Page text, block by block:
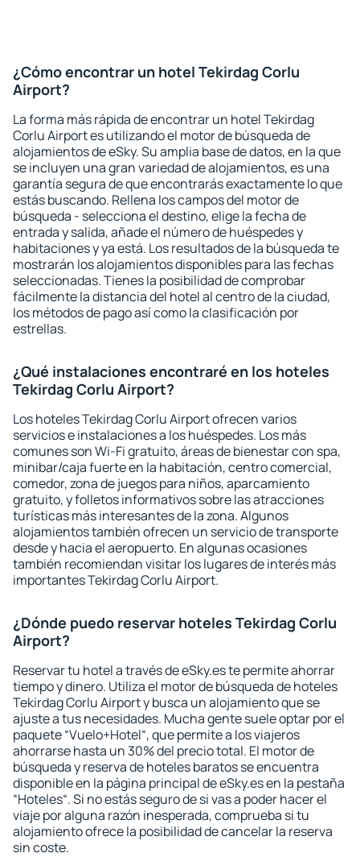
¿Cómo encontrar un hotel Tekirdag Corlu
Airport?
La forma más rápida de encontrar un hotel Tekirdag
Corlu Airport es utilizando el motor de búsqueda de
alojamientos de eSky. Su amplia base de datos, en la que
se incluyen una gran variedad de alojamientos, es una
garantía segura de que encontrarás exactamente lo que
estás buscando. Rellena los campos del motor de
búsqueda - selecciona el destino, elige la fecha de
entrada y salida, añade el número de huéspedes y
habitaciones y ya está. Los resultados de la búsqueda te
mostrarán los alojamientos disponibles para las fechas
seleccionadas. Tienes la posibilidad de comprobar
fácilmente la distancia del hotel al centro de la ciudad,
los métodos de pago así como la clasificación por
estrellas.
¿Qué instalaciones encontraré en los hoteles
Tekirdag Corlu Airport?
Los hoteles Tekirdag Corlu Airport ofrecen varios
servicios e instalaciones a los huéspedes. Los más
comunes son Wi-Fi gratuito, áreas de bienestar con spa,
minibar/caja fuerte en la habitación, centro comercial,
comedor, zona de juegos para niños, aparcamiento
gratuito, y folletos informativos sobre las atracciones
turísticas más interesantes de la zona. Algunos
alojamientos también ofrecen un servicio de transporte
desde y hacia el aeropuerto. En algunas ocasiones
también recomiendan visitar los lugares de interés más
importantes Tekirdag Corlu Airport.
¿Dónde puedo reservar hoteles Tekirdag Corlu
Airport?
Reservar tu hotel a través de eSky.es te permite ahorrar
tiempo y dinero. Utiliza el motor de búsqueda de hoteles
Tekirdag Corlu Airport y busca un alojamiento que se
ajuste a tus necesidades. Mucha gente suele optar por el
paquete “Vuelo+Hotel“, que permite a los viajeros
ahorrarse hasta un 30% del precio total. El motor de
búsqueda y reserva de hoteles baratos se encuentra
disponible en la página principal de eSky.es en la pestaña
“Hoteles“. Si no estás seguro de si vas a poder hacer el
viaje por alguna razón inesperada, comprueba si tu
alojamiento ofrece la posibilidad de cancelar la reserva
sin coste.